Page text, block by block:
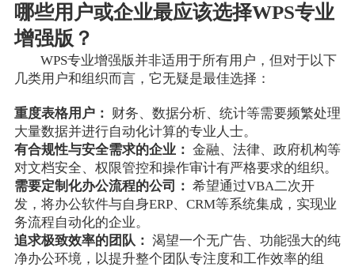
哪些用户或企业最应该选择WPS专业
增强版？
WPS专业增强版并非适用于所有用户，但对于以下
几类用户和组织而言，它无疑是最佳选择：
重度表格用户： 财务、数据分析、统计等需要频繁处理
大量数据并进行自动化计算的专业人士。
有合规性与安全需求的企业： 金融、法律、政府机构等
对文档安全、权限管控和操作审计有严格要求的组织。
需要定制化办公流程的公司： 希望通过VBA二次开
发，将办公软件与自身ERP、CRM等系统集成，实现业
务流程自动化的企业。
追求极致效率的团队： 渴望一个无广告、功能强大的纯
净办公环境，以提升整个团队专注度和工作效率的组